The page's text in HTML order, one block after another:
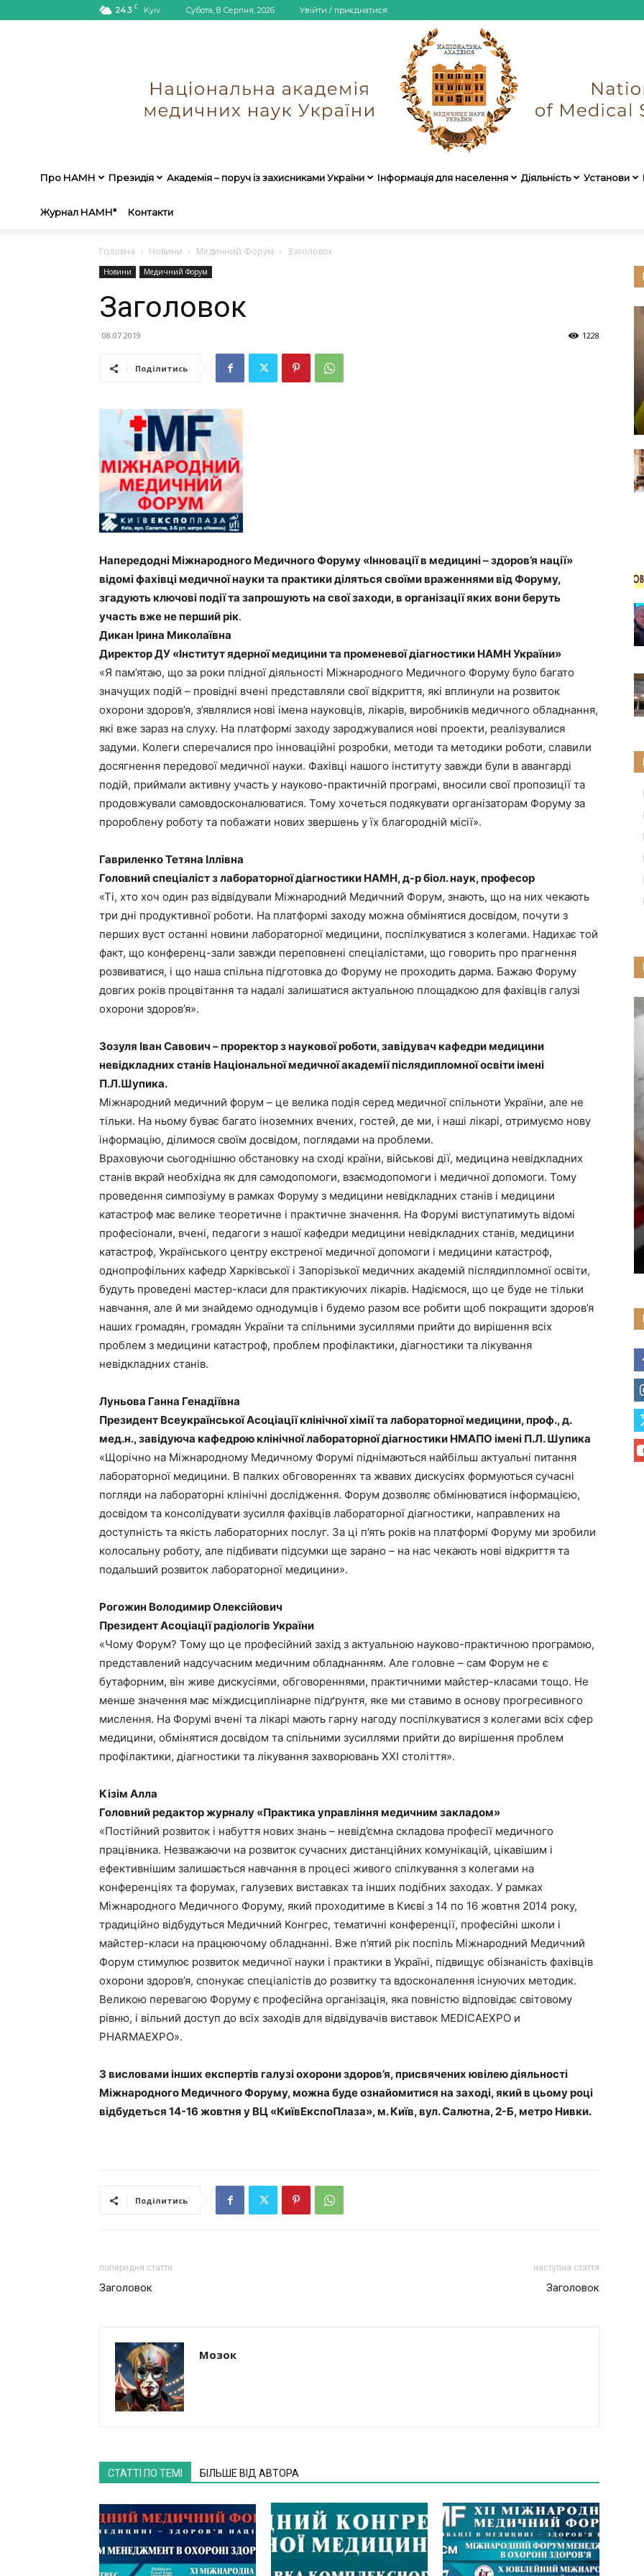
24.3 C Kyiv Субота, 8 Серпня, 2026 Увійти / приєднатися
Про НАМН Президія Академія – поруч із захисниками України Інформація для населення Діяльність Установи
Журнал НАМН* Контакти
Головна Новини Медичний Форум Заголовок
Новини Медичний Форум
Заголовок
08.07.2019 1228
Поділитись
Напередодні Міжнародного Медичного Форуму «Інновації в медицині – здоров’я нації»
відомі фахівці медичної науки та практики діляться своїми враженнями від Форуму,
згадують ключові події та запрошують на свої заходи, в організації яких вони беруть
участь вже не перший рік.
Дикан Ірина Миколаївна
Директор ДУ «Інститут ядерної медицини та променевої діагностики НАМН України»
«Я пам’ятаю, що за роки плідної діяльності Міжнародного Медичного Форуму було багато
значущих подій – провідні вчені представляли свої відкриття, які вплинули на розвиток
охорони здоров’я, з’являлися нові імена науковців, лікарів, виробників медичного обладнання,
які вже зараз на слуху. На платформі заходу зароджувалися нові проекти, реалізувалися
задуми. Колеги сперечалися про інноваційні розробки, методи та методики роботи, славили
досягнення передової медичної науки. Фахівці нашого інституту завжди були в авангарді
подій, приймали активну участь у науково-практичній програмі, вносили свої пропозиції та
продовжували самовдосконалюватися. Тому хочеться подякувати організаторам Форуму за
пророблену роботу та побажати нових звершень у їх благородній місії».
Гавриленко Тетяна Іллівна
Головний спеціаліст з лабораторної діагностики НАМН, д-р біол. наук, професор
«Ті, хто хоч один раз відвідували Міжнародний Медичний Форум, знають, що на них чекають
три дні продуктивної роботи. На платформі заходу можна обмінятися досвідом, почути з
перших вуст останні новини лабораторної медицини, поспілкуватися з колегами. Надихає той
факт, що конференц-зали завжди переповнені спеціалістами, що говорить про прагнення
розвиватися, і що наша спільна підготовка до Форуму не проходить дарма. Бажаю Форуму
довгих років процвітання та надалі залишатися актуальною площадкою для фахівців галузі
охорони здоров’я».
Зозуля Іван Савович – проректор з наукової роботи, завідувач кафедри медицини
невідкладних станів Національної медичної академії післядипломної освіти імені
П.Л.Шупика.
Міжнародний медичний форум – це велика подія серед медичної спільноти України, але не
тільки. На ньому буває багато іноземних вчених, гостей, де ми, і наші лікарі, отримуємо нову
інформацію, ділимося своїм досвідом, поглядами на проблеми.
Враховуючи сьогоднішню обстановку на сході країни, військові дії, медицина невідкладних
станів вкрай необхідна як для самодопомоги, взаємодопомоги і медичної допомоги. Тому
проведення симпозіуму в рамках Форуму з медицини невідкладних станів і медицини
катастроф має велике теоретичне і практичне значення. На Форумі виступатимуть відомі
професіонали, вчені, педагоги з нашої кафедри медицини невідкладних станів, медицини
катастроф, Українського центру екстреної медичної допомоги і медицини катастроф,
однопрофільних кафедр Харківської і Запорізької медичних академій післядипломної освіти,
будуть проведені мастер-класи для практикуючих лікарів. Надіємося, що це буде не тільки
навчання, але й ми знайдемо однодумців і будемо разом все робити щоб покращити здоров’я
наших громадян, громадян України та спільними зусиллями прийти до вирішення всіх
проблем з медицини катастроф, проблем профілактики, діагностики та лікування
невідкладних станів.
Луньова Ганна Генадіївна
Президент Всеукраїнської Асоціації клінічної хімії та лабораторної медицини, проф., д.
мед.н., завідуюча кафедрою клінічної лабораторної діагностики НМАПО імені П.Л. Шупика
«Щорічно на Міжнародному Медичному Форумі піднімаються найбільш актуальні питання
лабораторної медицини. В палких обговореннях та жвавих дискусіях формуються сучасні
погляди на лабораторні клінічні дослідження. Форум дозволяє обмінюватися інформацією,
досвідом та консолідувати зусилля фахівців лабораторної діагностики, направлених на
доступність та якість лабораторних послуг. За ці п’ять років на платформі Форуму ми зробили
колосальну роботу, але підбивати підсумки ще зарано – на нас чекають нові відкриття та
подальший розвиток лабораторної медицини».
Рогожин Володимир Олексійович
Президент Асоціації радіологів України
«Чому Форум? Тому що це професійний захід з актуальною науково-практичною програмою,
представлений надсучасним медичним обладнанням. Але головне – сам Форум не є
бутафорним, він живе дискусіями, обговореннями, практичними майстер-класами тощо. Не
менше значення має міждисциплінарне підґрунтя, яке ми ставимо в основу прогресивного
мислення. На Форумі вчені та лікарі мають гарну нагоду поспілкуватися з колегами всіх сфер
медицини, обмінятися досвідом та спільними зусиллями прийти до вирішення проблем
профілактики, діагностики та лікування захворювань ХХІ століття».
Кізім Алла
Головний редактор журналу «Практика управління медичним закладом»
«Постійний розвиток і набуття нових знань – невід’ємна складова професії медичного
працівника. Незважаючи на розвиток сучасних дистанційних комунікацій, цікавішим і
ефективнішим залишається навчання в процесі живого спілкування з колегами на
конференціях та форумах, галузевих виставках та інших подібних заходах. У рамках
Міжнародного Медичного Форуму, який проходитиме в Києві з 14 по 16 жовтня 2014 року,
традиційно відбудуться Медичний Конгрес, тематичні конференції, професійні школи і
майстер-класи на працюючому обладнанні. Вже п’ятий рік поспіль Міжнародний Медичний
Форум стимулює розвиток медичної науки і практики в Україні, підвищує обізнаність фахівців
охорони здоров’я, спонукає спеціалістів до розвитку та вдосконалення існуючих методик.
Великою перевагою Форуму є професійна організація, яка повністю відповідає світовому
рівню, і вільний доступ до всіх заходів для відвідувачів виставок MEDICAEXPO и
PНARMAEXPO».
З висловами інших експертів галузі охорони здоров’я, присвячених ювілею діяльності
Міжнародного Медичного Форуму, можна буде ознайомитися на заході, який в цьому році
відбудеться 14-16 жовтня у ВЦ «КиївЕкспоПлаза», м. Київ, вул. Салютна, 2-Б, метро Нивки.
Поділитись
попередня стаття
Заголовок
наступна стаття
Заголовок
Мозок
СТАТТІ ПО ТЕМІ БІЛЬШЕ ВІД АВТОРА